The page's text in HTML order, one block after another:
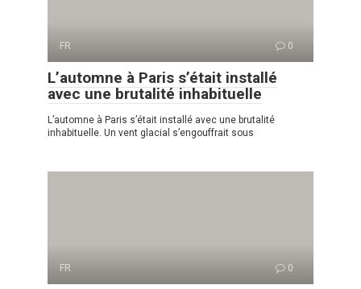
FR 0
L’automne à Paris s’était installé
avec une brutalité inhabituelle
L’automne à Paris s’était installé avec une brutalité
inhabituelle. Un vent glacial s’engouffrait sous
FR 0